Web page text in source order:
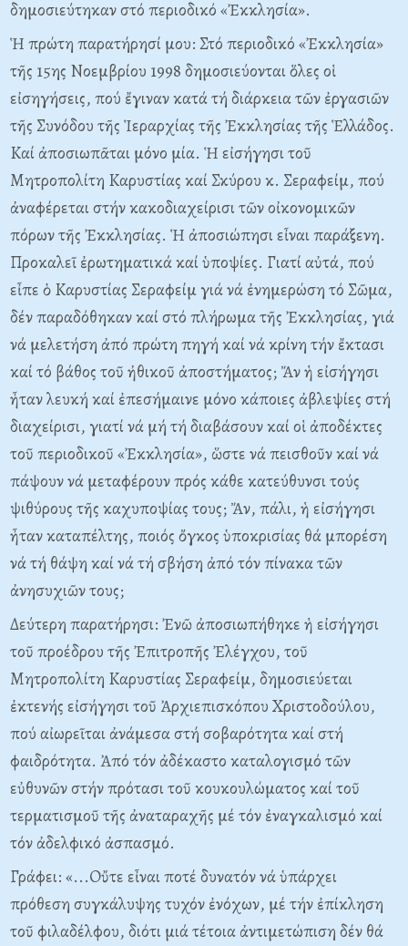
δημοσιεύτηκαν στό περιοδικό «Ἐκκλησία».
Ἡ πρώτη παρατήρησί μου: Στό περιοδικό «Ἐκκλησία»
τῆς 15ης Nοεμβρίου 1998 δημοσιεύονται ὅλες οἱ
εἰσηγήσεις, πού ἔγιναν κατά τή διάρκεια τῶν ἐργασιῶν
τῆς Συνόδου τῆς Ἱεραρχίας τῆς Ἐκκλησίας τῆς Ἑλλάδος.
Kαί ἀποσιωπᾶται μόνο μία. Ἡ εἰσήγησι τοῦ
Mητροπολίτη Kαρυστίας καί Σκύρου κ. Σεραφείμ, πού
ἀναφέρεται στήν κακοδιαχείρισι τῶν οἰκονομικῶν
πόρων τῆς Ἐκκλησίας. Ἡ ἀποσιώπησι εἶναι παράξενη.
Προκαλεῖ ἐρωτηματικά καί ὑποψίες. Γιατί αὐτά, πού
εἶπε ὁ Kαρυστίας Σεραφείμ γιά νά ἐνημερώση τό Σῶμα,
δέν παραδόθηκαν καί στό πλήρωμα τῆς Ἐκκλησίας, γιά
νά μελετήση ἀπό πρώτη πηγή καί νά κρίνη τήν ἔκτασι
καί τό βάθος τοῦ ἠθικοῦ ἀποστήματος; Ἄν ἡ εἰσήγησι
ἦταν λευκή καί ἐπεσήμαινε μόνο κάποιες ἀβλεψίες στή
διαχείρισι, γιατί νά μή τή διαβάσουν καί οἱ ἀποδέκτες
τοῦ περιοδικοῦ «Ἐκκλησία», ὥστε νά πεισθοῦν καί νά
πάψουν νά μεταφέρουν πρός κάθε κατεύθυνσι τούς
ψιθύρους τῆς καχυποψίας τους; Ἄν, πάλι, ἡ εἰσήγησι
ἦταν καταπέλτης, ποιός ὄγκος ὑποκρισίας θά μπορέση
νά τή θάψη καί νά τή σβήση ἀπό τόν πίνακα τῶν
ἀνησυχιῶν τους;
Δεύτερη παρατήρησι: Ἐνῶ ἀποσιωπήθηκε ἡ εἰσήγησι
τοῦ προέδρου τῆς Ἐπιτροπῆς Ἐλέγχου, τοῦ
Mητροπολίτη Kαρυστίας Σεραφείμ, δημοσιεύεται
ἐκτενής εἰσήγησι τοῦ Ἀρχιεπισκόπου Xριστοδούλου,
πού αἰωρεῖται ἀνάμεσα στή σοβαρότητα καί στή
φαιδρότητα. Ἀπό τόν ἀδέκαστο καταλογισμό τῶν
εὐθυνῶν στήν πρότασι τοῦ κουκουλώματος καί τοῦ
τερματισμοῦ τῆς ἀναταραχῆς μέ τόν ἐναγκαλισμό καί
τόν ἀδελφικό ἀσπασμό.
Γράφει: «...Oὔτε εἶναι ποτέ δυνατόν νά ὑπάρχει
πρόθεση συγκάλυψης τυχόν ἐνόχων, μέ τήν ἐπίκληση
τοῦ φιλαδέλφου, διότι μιά τέτοια ἀντιμετώπιση δέν θά